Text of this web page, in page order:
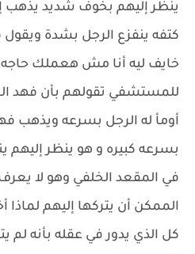
ينظر إليهم بخوف شديد يذهب
كتفه ينفزع الرجل بشدة
خايف ليه أنا مش هعملك
للمستشفي تقولهم بأن فهد
أومأ له الرجل بسرعه ويذهب
بسرعه كبيره و هو ينظر إليهم
في المقعد الخلفي وهو لا
الممكن أن يتركها إليهم
كل الذي يدور في عقله بأنه لم